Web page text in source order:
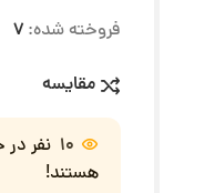
فروخته شده: 7
مقایسه
10 نفر
هستند!